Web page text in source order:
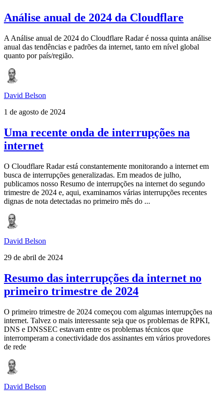
Análise anual de 2024 da Cloudflare
A Análise anual de 2024 do Cloudflare Radar é nossa quinta análise
anual das tendências e padrões da internet, tanto em nível global
quanto por país/região.
David Belson
1 de agosto de 2024
Uma recente onda de interrupções na
internet
O Cloudflare Radar está constantemente monitorando a internet em
busca de interrupções generalizadas. Em meados de julho,
publicamos nosso Resumo de interrupções na internet do segundo
trimestre de 2024 e, aqui, examinamos várias interrupções recentes
dignas de nota detectadas no primeiro mês do ...
David Belson
29 de abril de 2024
Resumo das interrupções da internet no
primeiro trimestre de 2024
O primeiro trimestre de 2024 começou com algumas interrupções na
internet. Talvez o mais interessante seja que os problemas de RPKI,
DNS e DNSSEC estavam entre os problemas técnicos que
interromperam a conectividade dos assinantes em vários provedores
de rede
David Belson